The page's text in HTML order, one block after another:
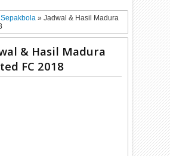
Sepakbola»Jadwal & Hasil Madura
& Hasil Madura
FC 2018